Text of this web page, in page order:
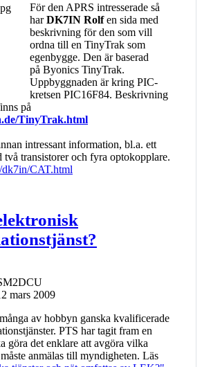
För den APRS intresserade så
harDK7IN Rolfen sida med
beskrivning för den som vill
ordna till en TinyTrak som
egenbygge. Den är baserad
på Byonics TinyTrak.
Uppbyggnaden är kring PIC-
kretsen PIC16F84. Beskrivning
på
TinyTrak.html
intressant information, bl.a. ett
två transistorer och fyra optokopplare.
CAT.html
mars 2009
av hobbyn ganska kvalificerade
PTS har tagit fram en
göra det enklare att avgöra vilka
anmälas till myndigheten. Läs